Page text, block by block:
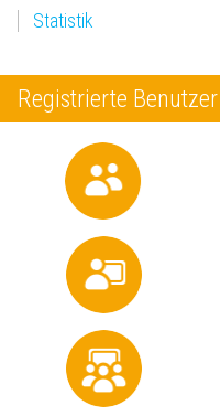
Statistik
Registrierte Benutzer